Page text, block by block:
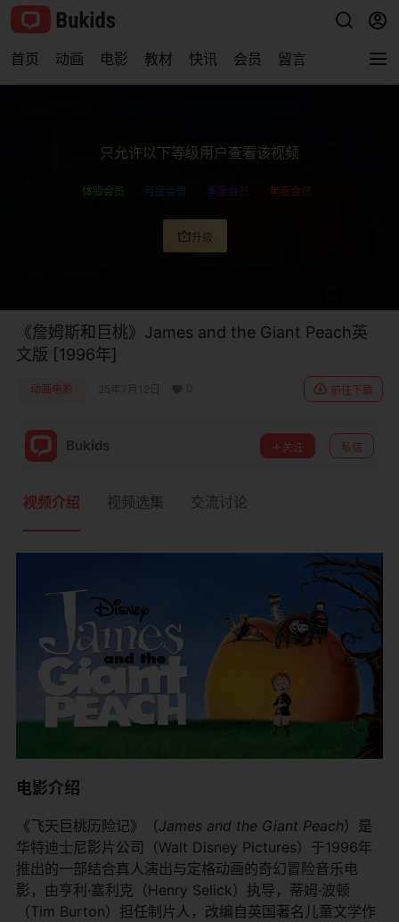
首页 动画 电影 教材 快讯 会员 留言
只允许以下等级用户查看该视频
体验会员 月度会员 季度会员 年度会员
升级
《詹姆斯和巨桃》James and the Giant Peach英
文版 [1996年]
动画电影 25年7月12日 前往下载
Bukids 关注 私信
视频介绍 视频选集 交流讨论
电影介绍
《飞天巨桃历险记》（James and the Giant Peach）是
华特迪士尼影片公司（Walt Disney Pictures）于1996年
推出的一部结合真人演出与定格动画的奇幻冒险音乐电
影，由亨利·塞利克（Henry Selick）执导，蒂姆·波顿
（Tim Burton）担任制片人，改编自英国著名儿童文学作